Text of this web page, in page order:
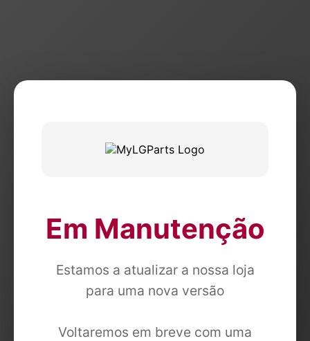
Em Manutenção
Estamos a atualizar a nossa loja
para uma nova versão
Voltaremos em breve com uma